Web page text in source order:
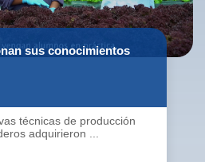
sus conocimientos
técnicas de producción
adquirieron ...